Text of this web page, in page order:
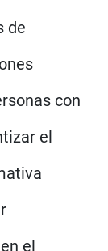
de
con
el
el